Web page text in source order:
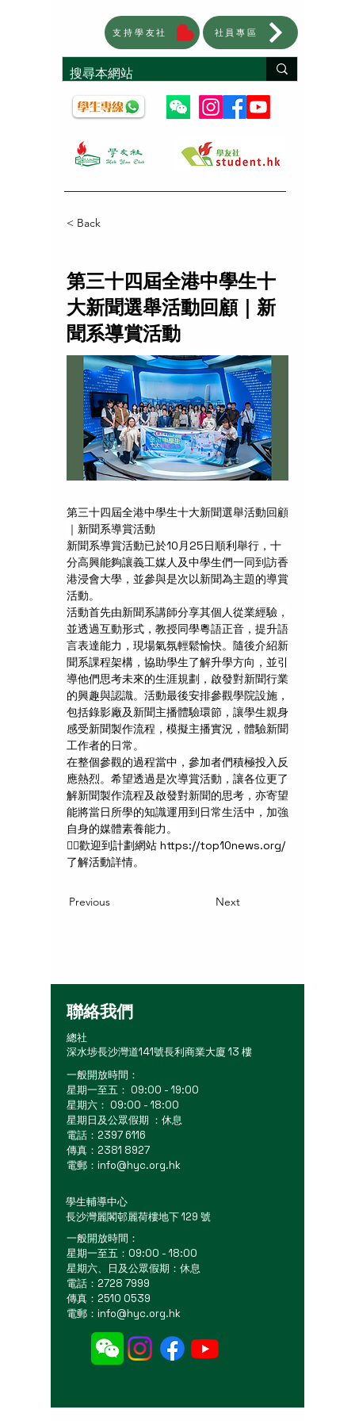
支持學友社 社員專區
< Back
第三十四屆全港中學生十
大新聞選舉活動回顧｜新
聞系導賞活動
第三十四屆全港中學生十大新聞選舉活動回顧
｜新聞系導賞活動
新聞系導賞活動已於10月25日順利舉行，十
分高興能夠讓義工媒人及中學生們一同到訪香
港浸會大學，並參與是次以新聞為主題的導賞
活動。
活動首先由新聞系講師分享其個人從業經驗，
並透過互動形式，教授同學粵語正音，提升語
言表達能力，現場氣氛輕鬆愉快。隨後介紹新
聞系課程架構，協助學生了解升學方向，並引
導他們思考未來的生涯規劃，啟發對新聞行業
的興趣與認識。活動最後安排參觀學院設施，
包括錄影廠及新聞主播體驗環節，讓學生親身
感受新聞製作流程，模擬主播實況，體驗新聞
工作者的日常。
在整個參觀的過程當中，參加者們積極投入反
應熱烈。希望透過是次導賞活動，讓各位更了
解新聞製作流程及啟發對新聞的思考，亦寄望
能將當日所學的知識運用到日常生活中，加強
自身的媒體素養能力。
👉🏻歡迎到計劃網站 https://top10news.org/
了解活動詳情。
Previous Next
聯絡我們
總社
深水埗長沙灣道141號長利商業大廈 13 樓
一般開放時間：
星期一至五： 09:00 - 19:00
星期六： 09:00 - 18:00
星期日及公眾假期 ：休息
電話：2397 6116
傳真：2381 8927
電郵： info@hyc.org.hk
學生輔導中心
長沙灣麗閣邨麗荷樓地下 129 號
一般開放時間：
星期一至五：09:00 - 18:00
星期六、日及公眾假期：休息
電話：2728 7999
傳真：2510 0539
電郵： info@hyc.org.hk